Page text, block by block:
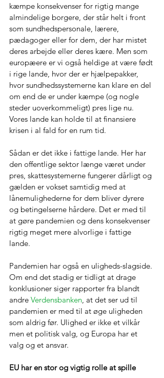
kæmpe konsekvenser for rigtig mange
almindelige borgere, der står helt i front
som sundhedspersonale, lærere,
pædagoger eller for dem, der har mistet
deres arbejde eller deres kære. Men som
europæere er vi også heldige at være født
i rige lande, hvor der er hjælpepakker,
hvor sundhedssystemerne kan klare en del
om end de er under kæmpe (og nogle
steder uoverkommeligt) pres lige nu.
Vores lande kan holde til at finansiere
krisen i al fald for en rum tid.
Sådan er det ikke i fattige lande. Her har
den offentlige sektor længe været under
pres, skattesystemerne fungerer dårligt og
gælden er vokset samtidig med at
lånemulighederne for dem bliver dyrere
og betingelserne hårdere. Det er med til
at gøre pandemien og dens konsekvenser
rigtig meget mere alvorlige i fattige
lande.
Pandemien har også en uligheds-slagside.
Om end det stadig er tidligt at drage
konklusioner siger rapporter fra blandt
andre Verdensbanken, at det ser ud til
pandemien er med til at øge uligheden
som aldrig før. Ulighed er ikke et vilkår
men et politisk valg, og Europa har et
valg og et ansvar.
EU har en stor og vigtig rolle at spille